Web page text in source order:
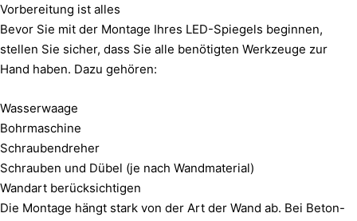
Vorbereitung ist alles
Bevor Sie mit der Montage Ihres LED-Spiegels beginnen,
stellen Sie sicher, dass Sie alle benötigten Werkzeuge zur
Hand haben. Dazu gehören:
Wasserwaage
Bohrmaschine
Schraubendreher
Schrauben und Dübel (je nach Wandmaterial)
Wandart berücksichtigen
Die Montage hängt stark von der Art der Wand ab. Bei Beton-